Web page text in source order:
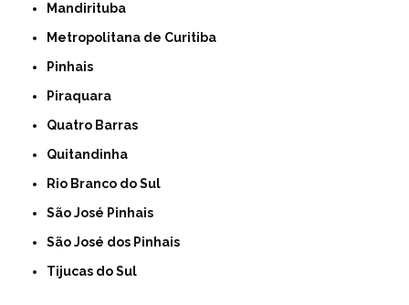
Mandirituba
Metropolitana de Curitiba
Pinhais
Piraquara
Quatro Barras
Quitandinha
Rio Branco do Sul
São José Pinhais
São José dos Pinhais
Tijucas do Sul